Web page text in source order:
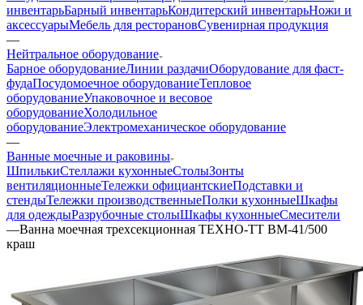
инвентарьБарный инвентарьКондитерский инвентарьНожи и
аксессуарыМебель для ресторановСувенирная продукция
—
Нейтральное оборудование
Барное оборудованиеЛинии раздачиОборудование для фаст-
фудаПосудомоечное оборудованиеТепловое
оборудованиеУпаковочное и весовое
оборудованиеХолодильное
оборудованиеЭлектромеханическое оборудование
—
Ванные моечные и раковины
ШпилькиСтеллажи кухонныеСтолыЗонты
вентиляционныеТележки официантскиеПодставки и
стендыТележки производственныеПолки кухонныеШкафы
для одеждыРазрубочные столыШкафы кухонныеСмесители
—Ванна моечная трехсекционная ТЕХНО-ТТ ВМ-41/500
краш